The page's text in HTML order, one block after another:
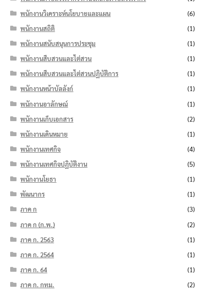
พนักงานวิเคราะห์นโยบายและแผน
(6)
พนักงานสถิติ
(1)
พนักงานสนับสนุนการประชุม
(1)
พนักงานสืบสวนและไต่สวน
(1)
พนักงานสืบสวนและไต่สวนปฏิบัติการ
(1)
พนักงานหน้าบัลลังก์
(1)
พนักงานอาลักษณ์
(1)
พนักงานเก็บเอกสาร
(2)
พนักงานเดินหมาย
(1)
พนักงานเทศกิจ
(4)
พนักงานเทศกิจปฏิบัติงาน
(5)
พนักงานโยธา
(1)
พัฒนากร
(1)
ภาค ก
(3)
ภาค ก (ก.พ.)
(2)
ภาค ก. 2563
(1)
ภาค ก. 2564
(1)
ภาค ก. 64
(1)
ภาค ก. กทม.
(2)